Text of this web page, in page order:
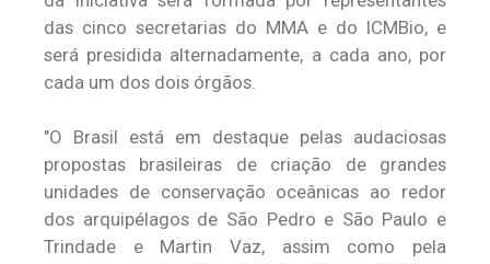
das cinco secretarias do MMA e do ICMBio, e
será presidida alternadamente, a cada ano, por
cada um dos dois órgãos.
"O Brasil está em destaque pelas audaciosas
propostas brasileiras de criação de grandes
unidades de conservação oceânicas ao redor
dos arquipélagos de São Pedro e São Paulo e
Trindade e Martin Vaz, assim como pela